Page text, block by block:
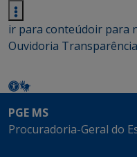
ir para conteúdoir para
Ouvidoria Transparência
PGE MS
Procuradoria-Geral do